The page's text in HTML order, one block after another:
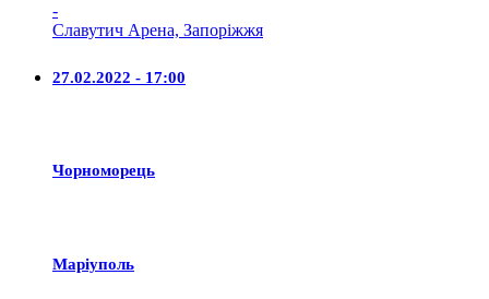
-
Славутич Арена, Запоріжжя
27.02.2022 - 17:00
Чорноморець
Маріуполь